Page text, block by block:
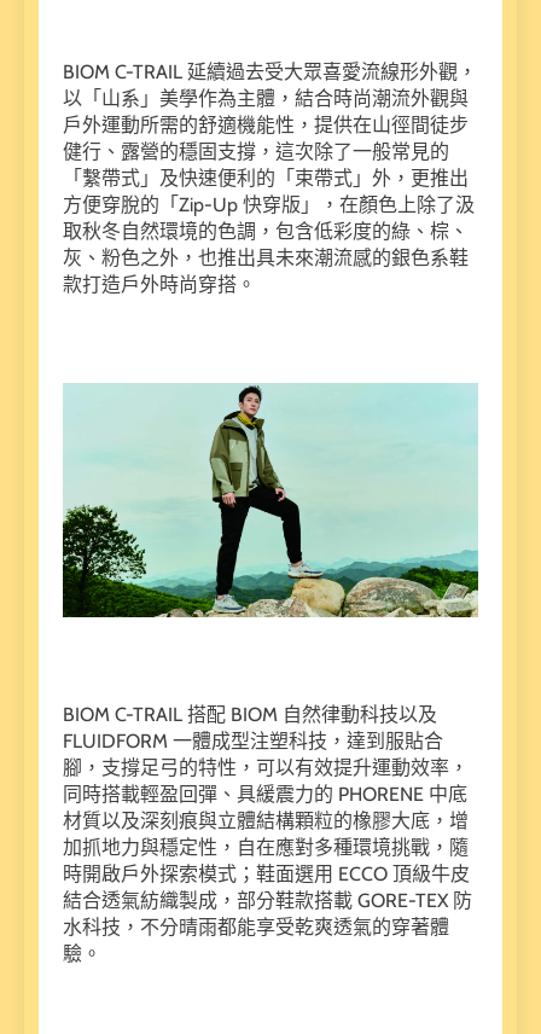
BIOM C-TRAIL 延續過去受大眾喜愛流線形外觀，
以「山系」美學作為主體，結合時尚潮流外觀與
戶外運動所需的舒適機能性，提供在山徑間徒步
健行、露營的穩固支撐，這次除了一般常見的
「繫帶式」及快速便利的「束帶式」外，更推出
方便穿脫的「Zip-Up 快穿版」，在顏色上除了汲
取秋冬自然環境的色調，包含低彩度的綠、棕、
灰、粉色之外，也推出具未來潮流感的銀色系鞋
款打造戶外時尚穿搭。
BIOM C-TRAIL 搭配 BIOM 自然律動科技以及
FLUIDFORM 一體成型注塑科技，達到服貼合
腳，支撐足弓的特性，可以有效提升運動效率，
同時搭載輕盈回彈、具緩震力的 PHORENE 中底
材質以及深刻痕與立體結構顆粒的橡膠大底，增
加抓地力與穩定性，自在應對多種環境挑戰，隨
時開啟戶外探索模式；鞋面選用 ECCO 頂級牛皮
結合透氣紡織製成，部分鞋款搭載 GORE-TEX 防
水科技，不分晴雨都能享受乾爽透氣的穿著體
驗。